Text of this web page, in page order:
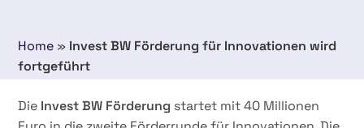
Home » Invest BW Förderung für Innovationen wird
fortgeführt
Die Invest BW Förderung startet mit 40 Millionen